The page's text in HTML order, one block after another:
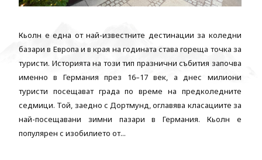
Кьолн е една от най-известните дестинации за коледни
базари в Европа и в края на годината става гореща точка за
туристи. Историята на този тип празнични събития започва
именно в Германия през 16–17 век, а днес милиони
туристи посещават града по време на предколедните
седмици. Той, заедно с Дортмунд, оглавява класациите за
най-посещавани зимни пазари в Германия. Кьолн е
популярен с изобилието от...